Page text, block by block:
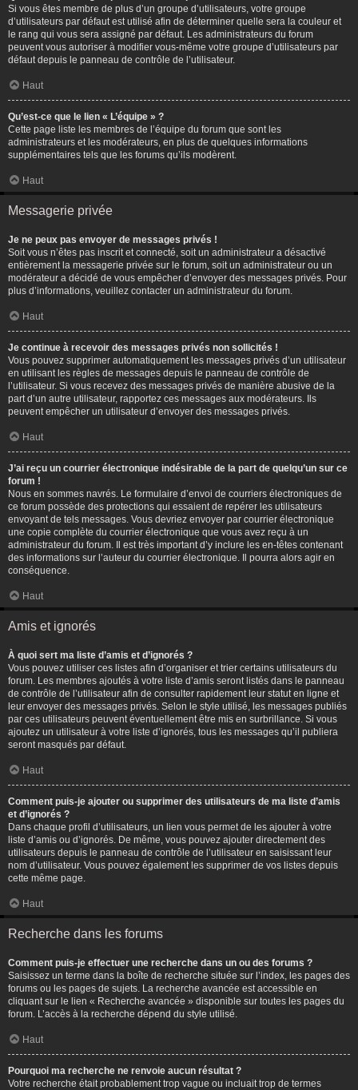
Si vous êtes membre de plus d’un groupe d’utilisateurs, votre groupe
d’utilisateurs par défaut est utilisé afin de déterminer quelle sera la couleur et
le rang qui vous sera assigné par défaut. Les administrateurs du forum
peuvent vous autoriser à modifier vous-même votre groupe d’utilisateurs par
défaut depuis le panneau de contrôle de l’utilisateur.
Haut
Qu’est-ce que le lien « L’équipe » ?
Cette page liste les membres de l’équipe du forum que sont les
administrateurs et les modérateurs, en plus de quelques informations
supplémentaires tels que les forums qu’ils modèrent.
Haut
Messagerie privée
Je ne peux pas envoyer de messages privés !
Soit vous n’êtes pas inscrit et connecté, soit un administrateur a désactivé
entièrement la messagerie privée sur le forum, soit un administrateur ou un
modérateur a décidé de vous empêcher d’envoyer des messages privés. Pour
plus d’informations, veuillez contacter un administrateur du forum.
Haut
Je continue à recevoir des messages privés non sollicités !
Vous pouvez supprimer automatiquement les messages privés d’un utilisateur
en utilisant les règles de messages depuis le panneau de contrôle de
l’utilisateur. Si vous recevez des messages privés de manière abusive de la
part d’un autre utilisateur, rapportez ces messages aux modérateurs. Ils
peuvent empêcher un utilisateur d’envoyer des messages privés.
Haut
J’ai reçu un courrier électronique indésirable de la part de quelqu’un sur ce
forum !
Nous en sommes navrés. Le formulaire d’envoi de courriers électroniques de
ce forum possède des protections qui essaient de repérer les utilisateurs
envoyant de tels messages. Vous devriez envoyer par courrier électronique
une copie complète du courrier électronique que vous avez reçu à un
administrateur du forum. Il est très important d’y inclure les en-têtes contenant
des informations sur l’auteur du courrier électronique. Il pourra alors agir en
conséquence.
Haut
Amis et ignorés
À quoi sert ma liste d’amis et d’ignorés ?
Vous pouvez utiliser ces listes afin d’organiser et trier certains utilisateurs du
forum. Les membres ajoutés à votre liste d’amis seront listés dans le panneau
de contrôle de l’utilisateur afin de consulter rapidement leur statut en ligne et
leur envoyer des messages privés. Selon le style utilisé, les messages publiés
par ces utilisateurs peuvent éventuellement être mis en surbrillance. Si vous
ajoutez un utilisateur à votre liste d’ignorés, tous les messages qu’il publiera
seront masqués par défaut.
Haut
Comment puis-je ajouter ou supprimer des utilisateurs de ma liste d’amis
et d’ignorés ?
Dans chaque profil d’utilisateurs, un lien vous permet de les ajouter à votre
liste d’amis ou d’ignorés. De même, vous pouvez ajouter directement des
utilisateurs depuis le panneau de contrôle de l’utilisateur en saisissant leur
nom d’utilisateur. Vous pouvez également les supprimer de vos listes depuis
cette même page.
Haut
Recherche dans les forums
Comment puis-je effectuer une recherche dans un ou des forums ?
Saisissez un terme dans la boîte de recherche située sur l’index, les pages des
forums ou les pages de sujets. La recherche avancée est accessible en
cliquant sur le lien « Recherche avancée » disponible sur toutes les pages du
forum. L’accès à la recherche dépend du style utilisé.
Haut
Pourquoi ma recherche ne renvoie aucun résultat ?
Votre recherche était probablement trop vague ou incluait trop de termes